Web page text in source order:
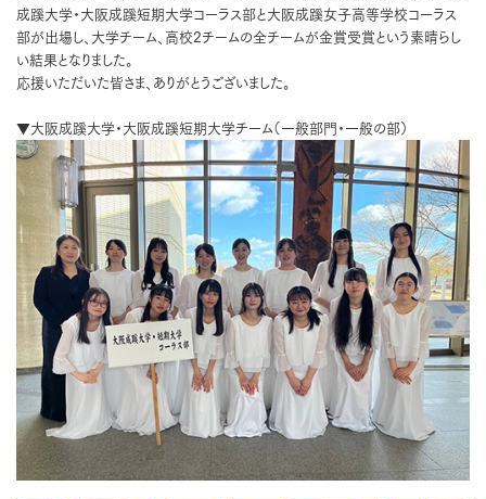
成蹊大学・大阪成蹊短期大学コーラス部と大阪成蹊女子高等学校コーラス
部が出場し、大学チーム、高校2チームの全チームが金賞受賞という素晴らし
い結果となりました。
応援いただいた皆さま、ありがとうございました。
▼大阪成蹊大学・大阪成蹊短期大学チーム（一般部門・一般の部）